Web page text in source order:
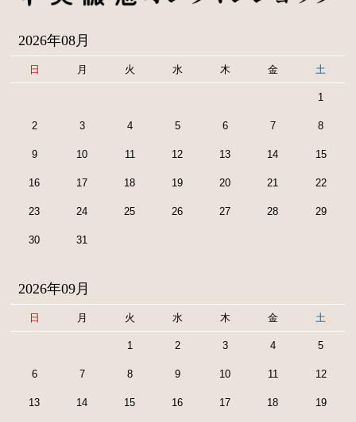
2026年08月
日 月 火 水 木 金 土
1
2 3 4 5 6 7 8
9 10 11 12 13 14 15
16 17 18 19 20 21 22
23 24 25 26 27 28 29
30 31
2026年09月
日 月 火 水 木 金 土
1 2 3 4 5
6 7 8 9 10 11 12
13 14 15 16 17 18 19